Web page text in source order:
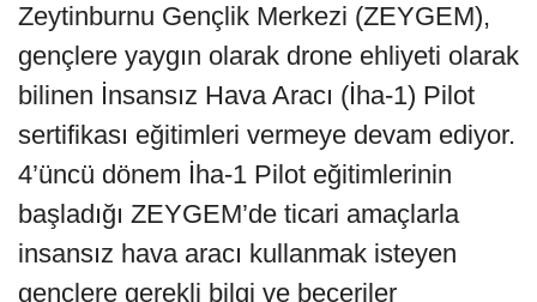
Zeytinburnu Gençlik Merkezi (ZEYGEM),
gençlere yaygın olarak drone ehliyeti olarak
bilinen İnsansız Hava Aracı (İha-1) Pilot
sertifikası eğitimleri vermeye devam ediyor.
4’üncü dönem İha-1 Pilot eğitimlerinin
başladığı ZEYGEM’de ticari amaçlarla
insansız hava aracı kullanmak isteyen
gençlere gerekli bilgi ve beceriler